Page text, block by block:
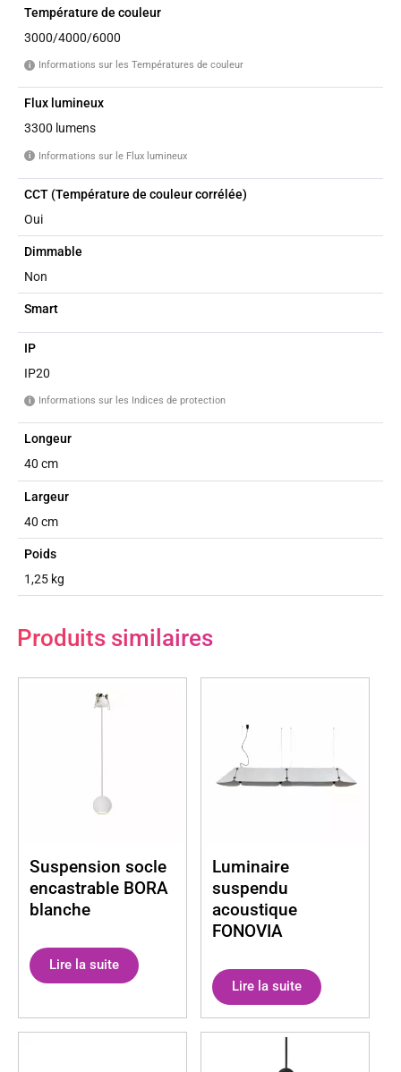
Température de couleur
3000/4000/6000
i Informations sur les Températures de couleur
Flux lumineux
3300 lumens
i Informations sur le Flux lumineux
CCT (Température de couleur corrélée)
Oui
Dimmable
Non
Smart
IP
IP20
i Informations sur les Indices de protection
Longeur
40 cm
Largeur
40 cm
Poids
1,25 kg
Produits similaires
Suspension socle
encastrable BORA
blanche
Lire la suite
Luminaire
suspendu
acoustique
FONOVIA
Lire la suite